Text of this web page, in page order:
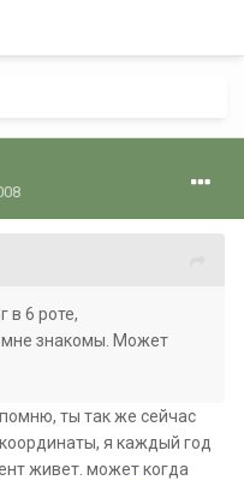
в 6 роте,
мне знакомы. Может
ты так же сейчас
я каждый год
живет. может когда